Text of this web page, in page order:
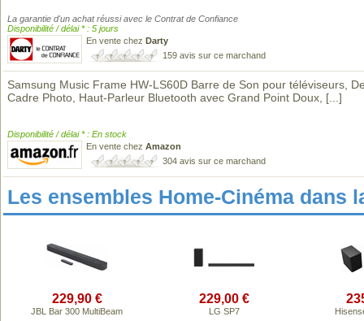
La garantie d'un achat réussi avec le Contrat de Confiance
Disponibilité / délai * : 5 jours
En vente chez Darty
159 avis sur ce marchand
Samsung Music Frame HW-LS60D Barre de Son pour téléviseurs,
Cadre Photo, Haut-Parleur Bluetooth avec Grand Point Doux, [...]
Disponibilité / délai * : En stock
En vente chez Amazon
304 avis sur ce marchand
Les ensembles Home-Cinéma dans
229,90 €
JBL Bar 300 MultiBeam
229,00 €
LG SP7